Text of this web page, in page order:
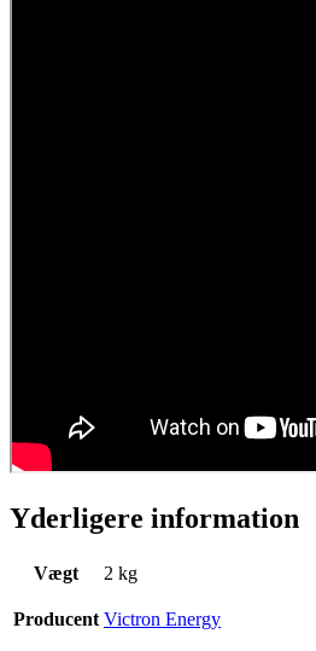
Yderligere information
Vægt 2 kg
Producent Victron Energy